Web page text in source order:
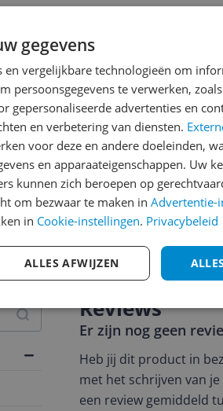
Reviews
Er zijn nog geen
Heb jij dit product in
met het schrijven van
een review gemiddeld
gegevens
en vergelijkbare technologieën om
persoonsgegevens te verwerken,
gepersonaliseerde advertenties en
en verbetering van diensten.
voor deze en andere doeleinden,
en apparaateigenschappen. Uw
kunnen zich beroepen op
om bezwaar te maken in Advertentie-
in Cookie-instellingen. Privacybeleid
ALLES AFWIJZEN